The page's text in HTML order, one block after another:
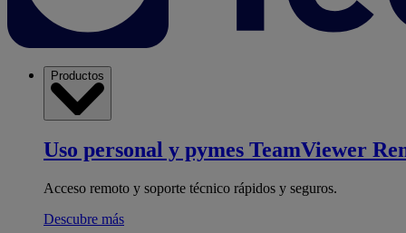
Productos
Uso personal y pymes TeamViewer
Acceso remoto y soporte técnico rápidos y seguros.
Descubre más